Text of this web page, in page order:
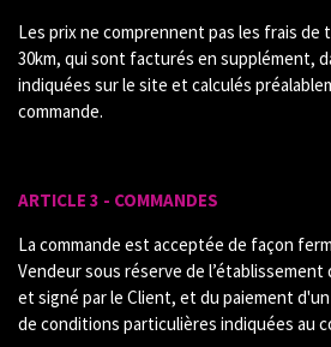
Les prix ne comprennent pas les frais de
30km, qui sont facturés en supplément,
indiquées sur le site et calculés
commande.
ARTICLE 3 - COMMANDES
La commande est acceptée de façon
Vendeur sous réserve de l’établissement
et signé par le Client, et du paiement
de conditions particulières indiquées au